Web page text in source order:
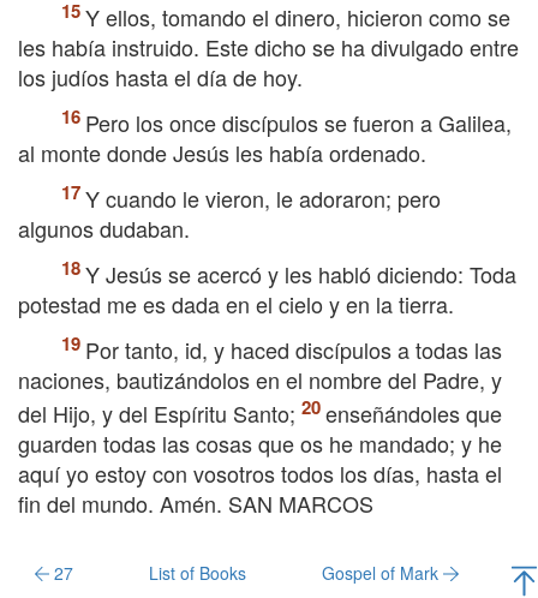
Y ellos, tomando el dinero, hicieron como se
les había instruido. Este dicho se ha divulgado entre
los judíos hasta el día de hoy.
Pero los once discípulos se fueron a Galilea,
al monte donde Jesús les había ordenado.
Y cuando le vieron, le adoraron; pero
algunos dudaban.
Y Jesús se acercó y les habló diciendo: Toda
potestad me es dada en el cielo y en la tierra.
Por tanto, id, y haced discípulos a todas las
naciones, bautizándolos en el nombre del Padre, y
del Hijo, y del Espíritu Santo;
enseñándoles que
guarden todas las cosas que os he mandado; y he
aquí yo estoy con vosotros todos los días, hasta el
fin del mundo. Amén. SAN MARCOS
27 List of Books Gospel of Mark